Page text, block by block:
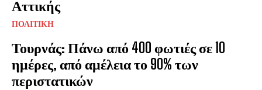
Αττικής
ΠΟΛΙΤΙΚΗ
Τουρνάς: Πάνω από 400 φωτιές σε 10
ημέρες, από αμέλεια το 90% των
περιστατικών